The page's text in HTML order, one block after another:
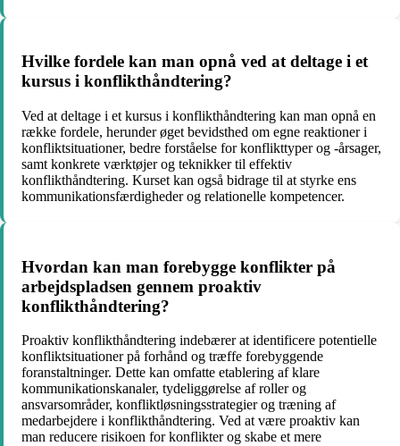
Hvilke fordele kan man opnå ved at deltage i et
kursus i konflikthåndtering?
Ved at deltage i et kursus i konflikthåndtering kan man opnå en
række fordele, herunder øget bevidsthed om egne reaktioner i
konfliktsituationer, bedre forståelse for konflikttyper og -årsager,
samt konkrete værktøjer og teknikker til effektiv
konflikthåndtering. Kurset kan også bidrage til at styrke ens
kommunikationsfærdigheder og relationelle kompetencer.
Hvordan kan man forebygge konflikter på
arbejdspladsen gennem proaktiv
konflikthåndtering?
Proaktiv konflikthåndtering indebærer at identificere potentielle
konfliktsituationer på forhånd og træffe forebyggende
foranstaltninger. Dette kan omfatte etablering af klare
kommunikationskanaler, tydeliggørelse af roller og
ansvarsområder, konfliktløsningsstrategier og træning af
medarbejdere i konflikthåndtering. Ved at være proaktiv kan
man reducere risikoen for konflikter og skabe et mere